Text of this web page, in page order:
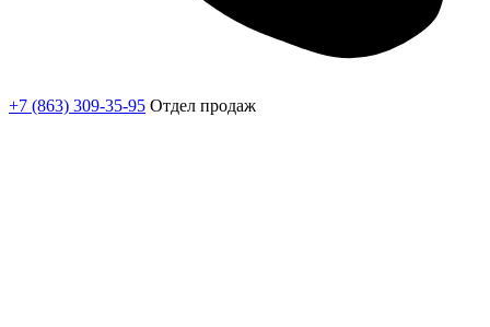
+7 (863) 309-35-95 Отдел продаж